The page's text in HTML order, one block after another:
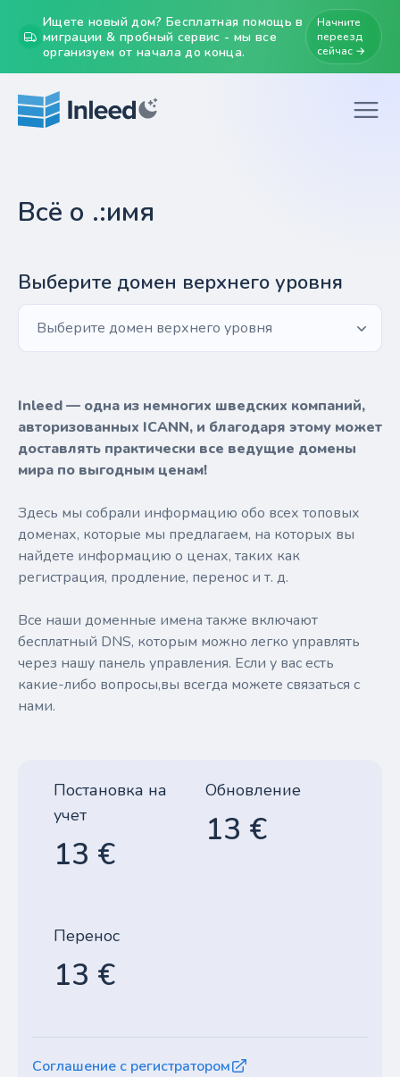
Ищете новый дом? Бесплатная помощь в
миграции & пробный сервис - мы все
организуем от начала до конца.
Начните
переезд
сейчас →
Всё о .:имя
Выберите домен верхнего уровня
Выберите домен верхнего уровня
Inleed — одна из немногих шведских компаний,
авторизованных ICANN, и благодаря этому может
доставлять практически все ведущие домены
мира по выгодным ценам!
Здесь мы собрали информацию обо всех топовых
доменах, которые мы предлагаем, на которых вы
найдете информацию о ценах, таких как
регистрация, продление, перенос и т. д.
Все наши доменные имена также включают
бесплатный DNS, которым можно легко управлять
через нашу панель управления. Если у вас есть
какие-либо вопросы,вы всегда можете связаться с
нами.
Постановка на
учет
13 €
Обновление
13 €
Перенос
13 €
Соглашение с регистратором